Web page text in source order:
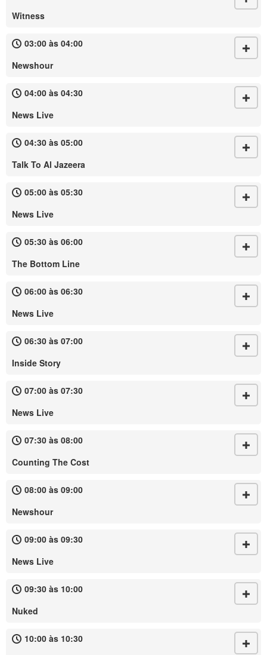
Witness
03:00 às 04:00
Newshour
04:00 às 04:30
News Live
04:30 às 05:00
Talk To Al Jazeera
05:00 às 05:30
News Live
05:30 às 06:00
The Bottom Line
06:00 às 06:30
News Live
06:30 às 07:00
Inside Story
07:00 às 07:30
News Live
07:30 às 08:00
Counting The Cost
08:00 às 09:00
Newshour
09:00 às 09:30
News Live
09:30 às 10:00
Nuked
10:00 às 10:30